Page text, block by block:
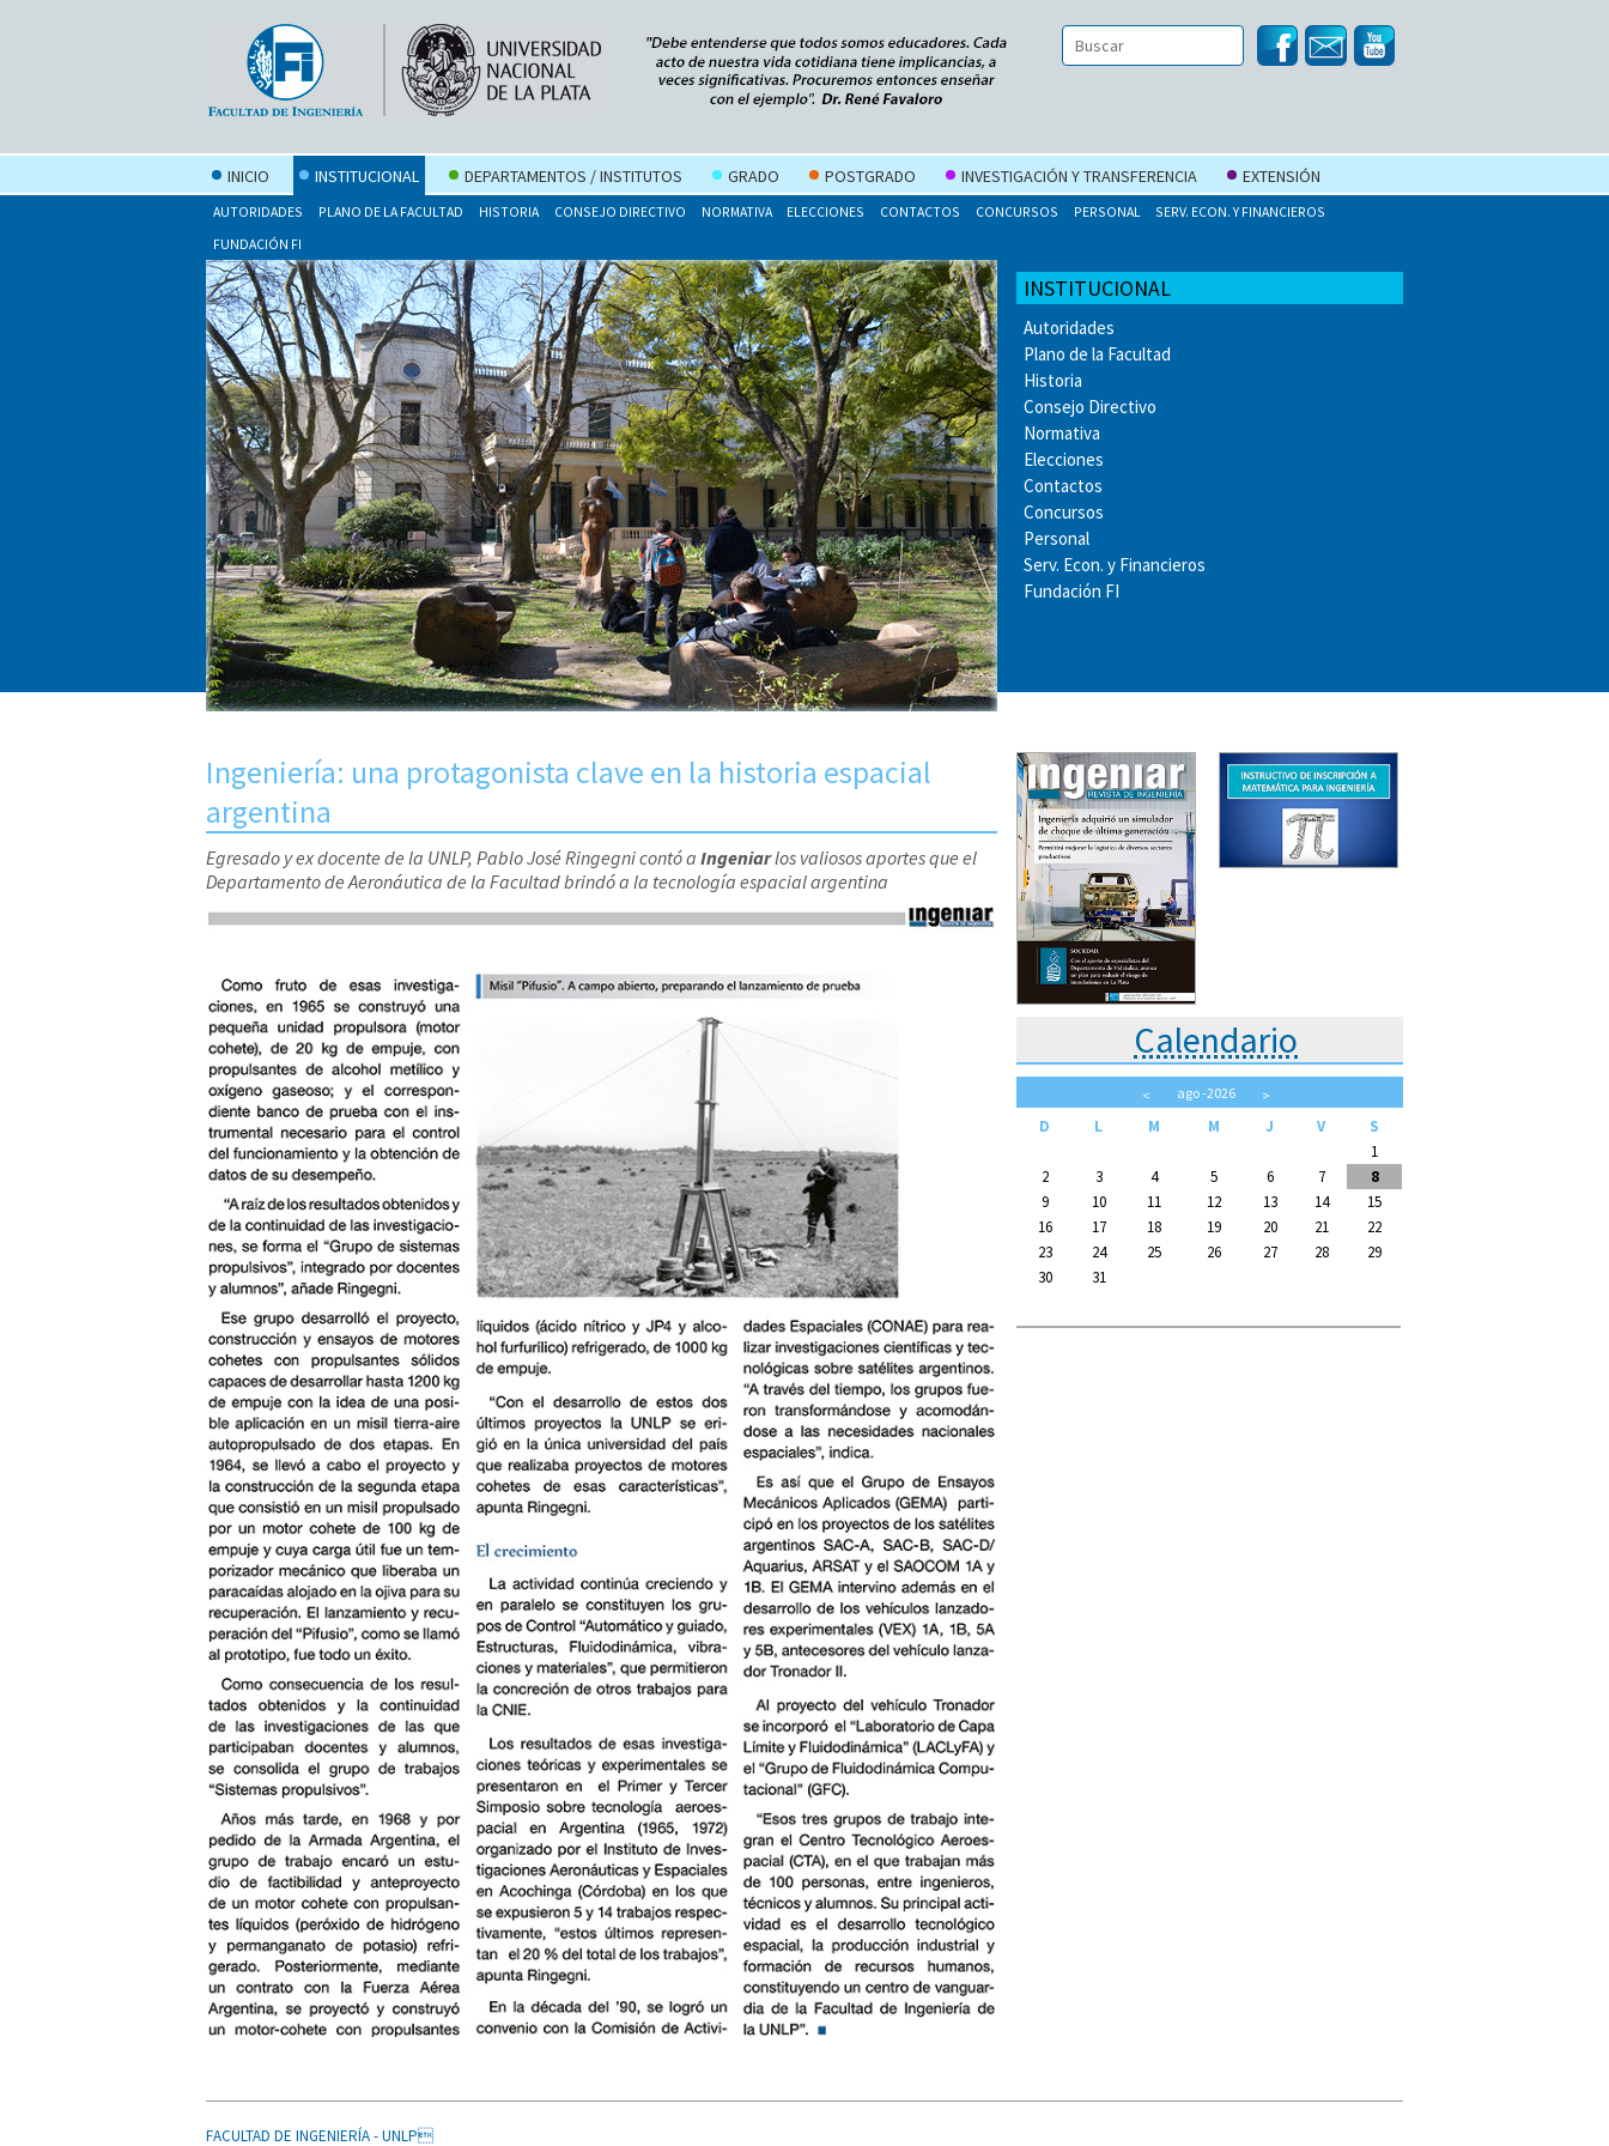
INICIO INSTITUCIONAL DEPARTAMENTOS / INSTITUTOS GRADO POSTGRADO INVESTIGACIÓN Y TRANSFERENCIA EXTENSIÓN
AUTORIDADES PLANO DE LA FACULTAD HISTORIA CONSEJO DIRECTIVO NORMATIVA ELECCIONES CONTACTOS CONCURSOS PERSONAL
SERV. ECON. Y FINANCIEROS
FUNDACIÓN FI
INSTITUCIONAL
Autoridades
Plano de la Facultad
Historia
Consejo Directivo
Normativa
Elecciones
Contactos
Concursos
Personal
Serv. Econ. y Financieros
Fundación FI
Ingeniería: una protagonista clave en la historia espacial
argentina
Egresado y ex docente de la UNLP, Pablo José Ringegni contó a Ingeniarlos valiosos aportes que el
Departamento de Aeronáutica de la Facultad brindó a la tecnología espacial argentina
Calendario
< ago-2026 >
D L M M J V
S
1
2
3 4 5 6 7
8
9
10 11 12 13 14
15
16
17 18 19 20 21
22
23
24 25 26 27 28
29
30
31
FACULTAD DE INGENIERÍA - UNLP